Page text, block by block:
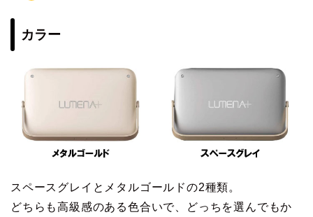
カラー
スペースグレイとメタルゴールドの2種類。
どちらも高級感のある色合いで、どっちを選んでもか